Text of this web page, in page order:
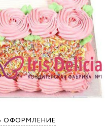
ОФОРМЛЕНИЕ